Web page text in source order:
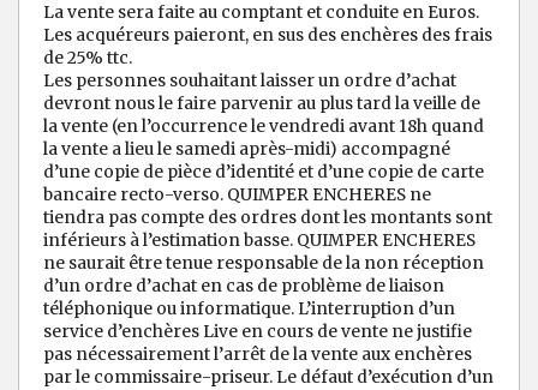
La vente sera faite au comptant et conduite en Euros.
Les acquéreurs paieront, en sus des enchères des frais
de 25% ttc.
Les personnes souhaitant laisser un ordre d’achat
devront nous le faire parvenir au plus tard la veille de
la vente (en l’occurrence le vendredi avant 18h quand
la vente a lieu le samedi après-midi) accompagné
d’une copie de pièce d’identité et d’une copie de carte
bancaire recto-verso. QUIMPER ENCHERES ne
tiendra pas compte des ordres dont les montants sont
inférieurs à l’estimation basse. QUIMPER ENCHERES
ne saurait être tenue responsable de la non réception
d’un ordre d’achat en cas de problème de liaison
téléphonique ou informatique. L’interruption d’un
service d’enchères Live en cours de vente ne justifie
pas nécessairement l’arrêt de la vente aux enchères
par le commissaire-priseur. Le défaut d’exécution d’un